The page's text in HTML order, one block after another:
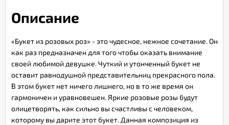
Описание
«Букет из розовых роз» - это чудесное, нежное сочетание. Он
как раз предназначен для того чтобы оказать внимание
своей любимой девушке. Чуткий и утонченный букет не
оставит равнодушной представительниц прекрасного пола.
В этом букет нет ничего лишнего, но в то же время он
гармоничен и уравновешен. Яркие розовые розы будут
олицетворять, как сильно вы счастливы с человеком,
которому вы дарите этот букет. Данная композиция из